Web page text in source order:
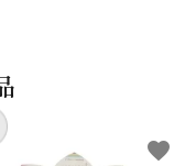
favorite